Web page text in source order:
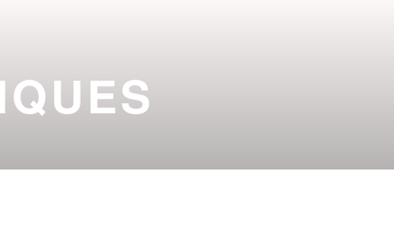
DE DÔME